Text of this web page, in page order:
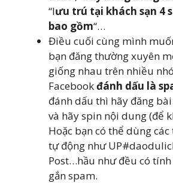
“lưu trú tại khách sạn 4
bao gồm“…
Điều cuối cùng mình
bạn đăng thường xuyên
giống nhau trên nhiều
Facebookđánh dấu là
đánh dấu thì hãy đăng
và hãy spin nội dung (để
Hoặc bạn có thể dùng
tự động như
Post…hầu như đều có
gắn spam.